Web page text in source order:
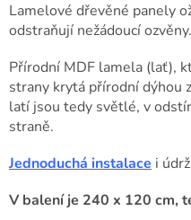
Lamelové dřevěné panely
odstraňují nežádoucí ozvěny.
Přírodní MDF lamela (lať),
strany krytá přírodní dýhou
latí jsou tedy světlé, v
straně.
Jednoduchá instalace i
V balení je 240 x 120 cm,